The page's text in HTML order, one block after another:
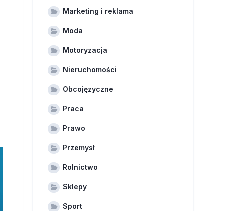
Marketing i reklama
Moda
Motoryzacja
Nieruchomości
Obcojęzyczne
Praca
Prawo
Przemysł
Rolnictwo
Sklepy
Sport